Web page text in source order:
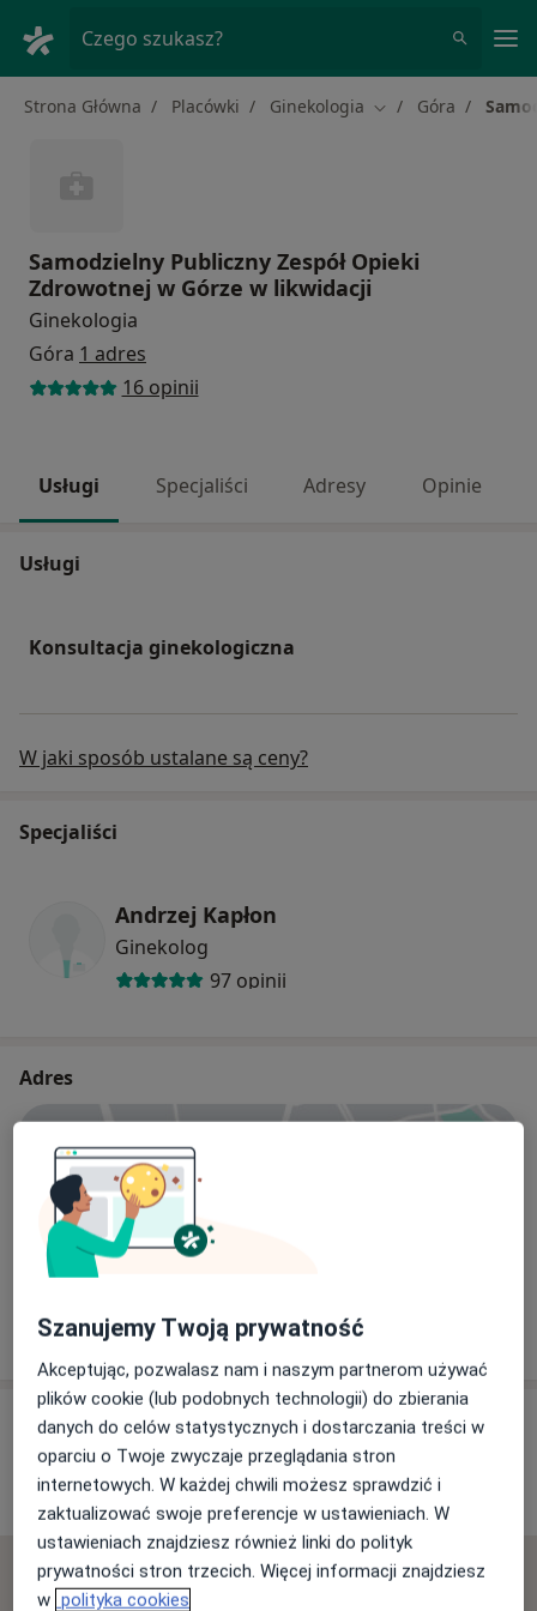
Czego szukasz?
Strona Główna Placówki Ginekologia Zmień miasto
Góra
Samodzielny Publiczny Zespół Opieki
Zdrowotnej w Górze w likwidacji
Ginekologia
Góra 1 adres
16 opinii
Usługi Specjaliści Adresy Opinie
Usługi
Konsultacja ginekologiczna
W jaki sposób ustalane są ceny?
Specjaliści
Andrzej Kapłon
Ginekolog
97 opinii
Adres
Powiększ mapę
Samodzielny Publiczny Zespół Opieki Zdrowotnej w Górze
Hirszfelda 8, 56-200 Góra
Opinie o specjalistach (16)
16 opinii
Sprawdzamy wszystkie opinie. Moderujemy je
Szanujemy Twoją prywatność
Akceptując, pozwalasz nam i naszym partnerom używać
plików cookie (lub podobnych technologii) do zbierania
danych do celów statystycznych i dostarczania treści w
oparciu o Twoje zwyczaje przeglądania stron
internetowych. W każdej chwili możesz sprawdzić i
zaktualizować swoje preferencje w ustawieniach. W
ustawieniach znajdziesz również linki do polityk
prywatności stron trzecich. Więcej informacji znajdziesz
w polityka cookies